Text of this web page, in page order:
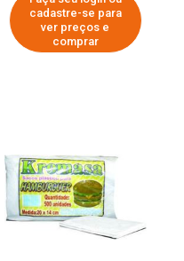
cadastre-se para
ver preços e
comprar